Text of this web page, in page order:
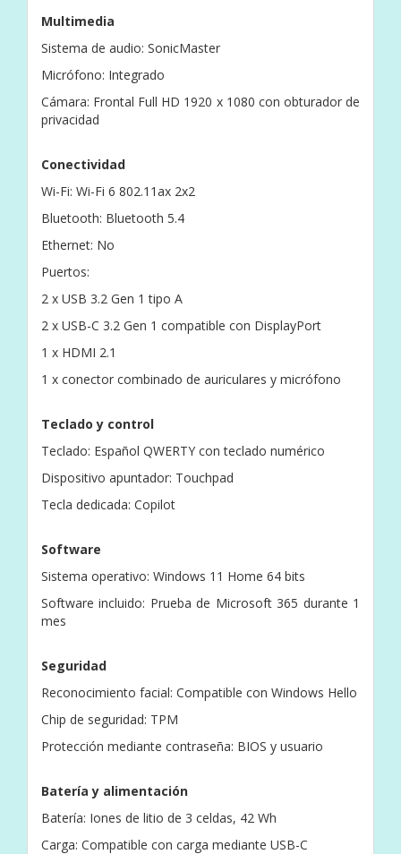
Multimedia
Sistema de audio: SonicMaster
Micrófono: Integrado
Cámara: Frontal Full HD 1920 x 1080 con obturador de
privacidad
Conectividad
Wi-Fi: Wi-Fi 6 802.11ax 2x2
Bluetooth: Bluetooth 5.4
Ethernet: No
Puertos:
2 x USB 3.2 Gen 1 tipo A
2 x USB-C 3.2 Gen 1 compatible con DisplayPort
1 x HDMI 2.1
1 x conector combinado de auriculares y micrófono
Teclado y control
Teclado: Español QWERTY con teclado numérico
Dispositivo apuntador: Touchpad
Tecla dedicada: Copilot
Software
Sistema operativo: Windows 11 Home 64 bits
Software incluido: Prueba de Microsoft 365 durante 1
mes
Seguridad
Reconocimiento facial: Compatible con Windows Hello
Chip de seguridad: TPM
Protección mediante contraseña: BIOS y usuario
Batería y alimentación
Batería: Iones de litio de 3 celdas, 42 Wh
Carga: Compatible con carga mediante USB-C